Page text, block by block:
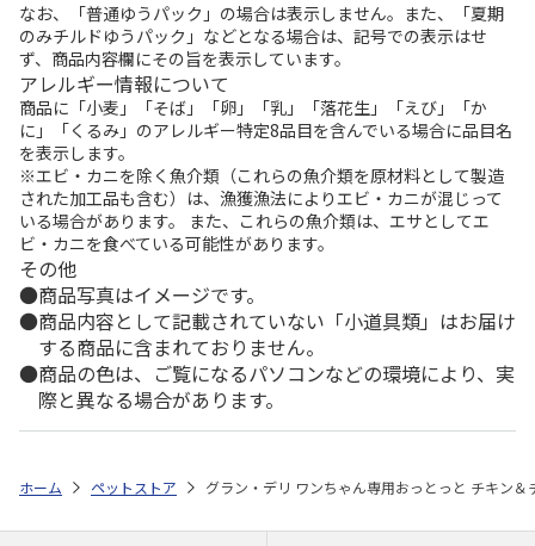
なお、「普通ゆうパック」の場合は表示しません。また、「夏期
のみチルドゆうパック」などとなる場合は、記号での表示はせ
ず、商品内容欄にその旨を表示しています。
アレルギー情報について
商品に「小麦」「そば」「卵」「乳」「落花生」「えび」「か
に」「くるみ」のアレルギー特定8品目を含んでいる場合に品目名
を表示します。
※エビ・カニを除く魚介類（これらの魚介類を原材料として製造
された加工品も含む）は、漁獲漁法によりエビ・カニが混じって
いる場合があります。 また、これらの魚介類は、エサとしてエ
ビ・カニを食べている可能性があります。
その他
商品写真はイメージです。
商品内容として記載されていない「小道具類」はお届け
する商品に含まれておりません。
商品の色は、ご覧になるパソコンなどの環境により、実
際と異なる場合があります。
ホーム ペットストア グラン・デリ ワンちゃん専用おっとっと チキン＆